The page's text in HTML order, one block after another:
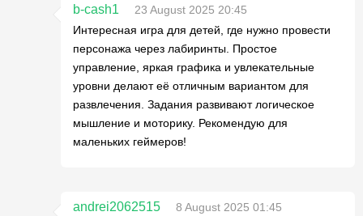
b-cash1
23 August 2025 20:45
Интересная игра для детей, где нужно провести
персонажа через лабиринты. Простое
управление, яркая графика и увлекательные
уровни делают её отличным вариантом для
развлечения. Задания развивают логическое
мышление и моторику. Рекомендую для
маленьких геймеров!
andrei2062515
8 August 2025 01:45